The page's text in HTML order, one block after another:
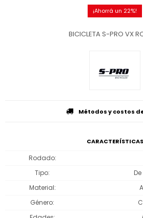
22
BICICLETA S-PRO VX
Métodos y costos
CARACTERÍSTICAS
Rodado
Tipo
Material
Género